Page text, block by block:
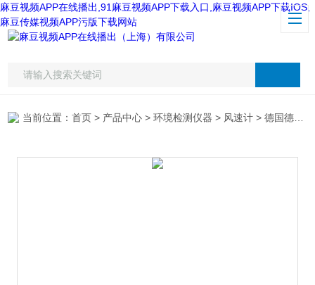
麻豆视频APP在线播出,91麻豆视频APP下载入口,麻豆视频APP下载IOS,
麻豆传媒视频APP污版下载网站
当前位置：首页 > 产品中心 >环境检测仪器 > 风速计 > 德国德图testo 417风速计